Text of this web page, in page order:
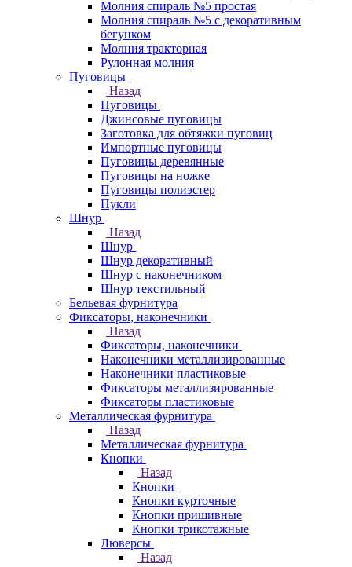
Молния спираль №5 простая
Молния спираль №5 с декоративным
бегунком
Молния тракторная
Рулонная молния
Пуговицы
Назад
Пуговицы
Джинсовые пуговицы
Заготовка для обтяжки пуговиц
Импортные пуговицы
Пуговицы деревянные
Пуговицы на ножке
Пуговицы полиэстер
Пукли
Шнур
Назад
Шнур
Шнур декоративный
Шнур с наконечником
Шнур текстильный
Бельевая фурнитура
Фиксаторы, наконечники
Назад
Фиксаторы, наконечники
Наконечники металлизированные
Наконечники пластиковые
Фиксаторы металлизированные
Фиксаторы пластиковые
Металлическая фурнитура
Назад
Металлическая фурнитура
Кнопки
Назад
Кнопки
Кнопки курточные
Кнопки пришивные
Кнопки трикотажные
Люверсы
Назад